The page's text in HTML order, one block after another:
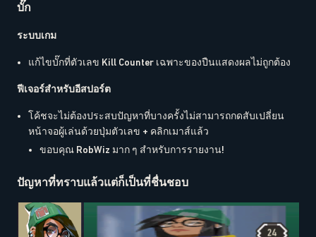
บั๊ก
ระบบเกม
แก้ไขบั๊กที่ตัวเลข Kill Counter เฉพาะของปืนแสดงผลไม่ถูกต้อง
ฟีเจอร์สำหรับอีสปอร์ต
โค้ชจะไม่ต้องประสบปัญหาที่บางครั้งไม่สามารถกดสับเปลี่ยน
หน้าจอผู้เล่นด้วยปุ่มตัวเลข + คลิกเมาส์แล้ว
ขอบคุณ RobWiz มาก ๆ สำหรับการรายงาน!
ปัญหาที่ทราบแล้วแต่ก็เป็นที่ชื่นชอบ